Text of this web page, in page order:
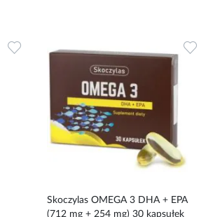
Dodaj
ulubionych
Skoczylas OMEGA 3 DHA + EPA
(712 mg + 254 mg) 30 kapsułek
Dodaj